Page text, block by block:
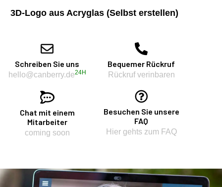
3D-Logo aus Acryglas (Selbst erstellen)
Schreiben Sie uns
hello@canberry.de24H
Bequemer Rückruf
Rückruf verinbaren
Chat mit einem
Mitarbeiter
coming soon
Besuchen Sie unsere
FAQ
Hier gehts zum FAQ